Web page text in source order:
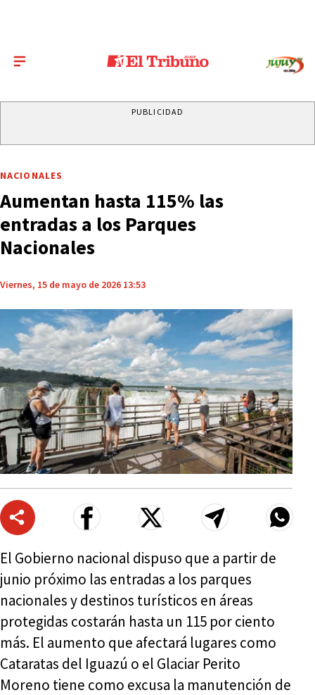
PUBLICIDAD
NACIONALES
Aumentan hasta 115% las
entradas a los Parques
Nacionales
Viernes, 15 de mayo de 2026 13:53
El Gobierno nacional dispuso que a partir de
junio próximo las entradas a los parques
nacionales y destinos turísticos en áreas
protegidas costarán hasta un 115 por ciento
más. El aumento que afectará lugares como
Cataratas del Iguazú o el Glaciar Perito
Moreno tiene como excusa la manutención de